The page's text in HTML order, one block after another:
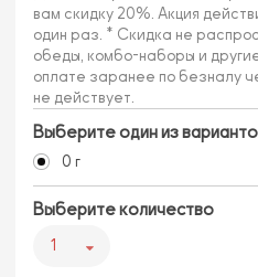
вам скидку 20%. Акция
один раз. * Скидка не
обеды, комбо-наборы и
оплате заранее по безналу
не действует.
Выберите один из
0 г
Выберите количество
1